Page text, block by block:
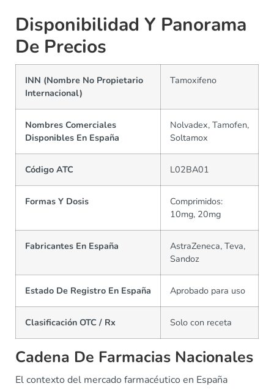
Disponibilidad Y Panorama
De Precios
INN (Nombre No Propietario
Internacional)
Tamoxifeno
Nombres Comerciales
Disponibles En España
Nolvadex, Tamofen,
Soltamox
Código ATC L02BA01
Formas Y Dosis
Comprimidos:
10mg, 20mg
Fabricantes En España
AstraZeneca, Teva,
Sandoz
Estado De Registro En España Aprobado para uso
Clasificación OTC / Rx Solo con receta
Cadena De Farmacias Nacionales
El contexto del mercado farmacéutico en España